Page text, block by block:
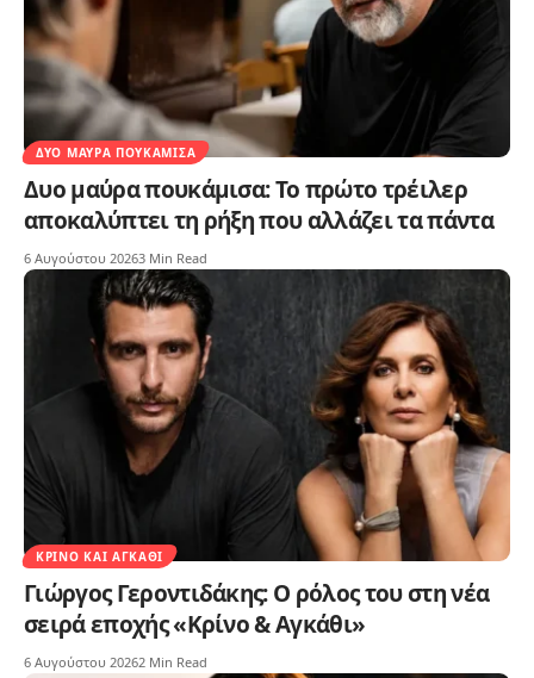
ΔΥΟ ΜΑΎΡΑ ΠΟΥΚΆΜΙΣΑ
Δυο μαύρα πουκάμισα: Το πρώτο τρέιλερ
αποκαλύπτει τη ρήξη που αλλάζει τα πάντα
6 Αυγούστου 20263 Min Read
ΚΡΊΝΟ ΚΑΙ ΑΓΚΆΘΙ
Γιώργος Γεροντιδάκης: Ο ρόλος του στη νέα
σειρά εποχής «Κρίνο & Αγκάθι»
6 Αυγούστου 20262 Min Read